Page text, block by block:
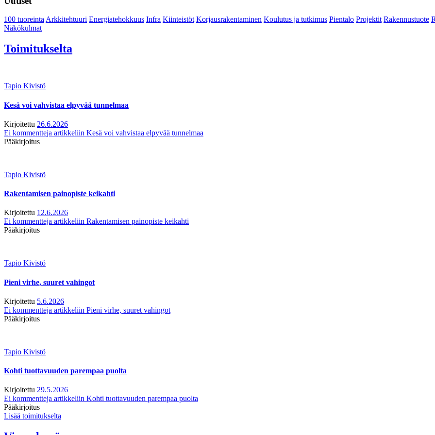
100 tuoreintaArkkitehtuuri Energiatehokkuus Infra Kiinteistöt Korjausrakentaminen Koulutus ja tutkimus Pientalo Projektit Rakennustuote
Näkökulmat
Toimitukselta
Tapio Kivistö
Kesä voi vahvistaa elpyvää tunnelmaa
Kirjoitettu 26.6.2026
Ei kommentteja artikkeliin Kesä voi vahvistaa elpyvää tunnelmaa
Pääkirjoitus
Tapio Kivistö
Rakentamisen painopiste keikahti
Kirjoitettu 12.6.2026
Ei kommentteja artikkeliin Rakentamisen painopiste keikahti
Pääkirjoitus
Tapio Kivistö
Pieni virhe, suuret vahingot
Kirjoitettu 5.6.2026
Ei kommentteja artikkeliin Pieni virhe, suuret vahingot
Pääkirjoitus
Tapio Kivistö
Kohti tuottavuuden parempaa puolta
Kirjoitettu 29.5.2026
Ei kommentteja artikkeliin Kohti tuottavuuden parempaa puolta
Pääkirjoitus
Lisää toimitukselta